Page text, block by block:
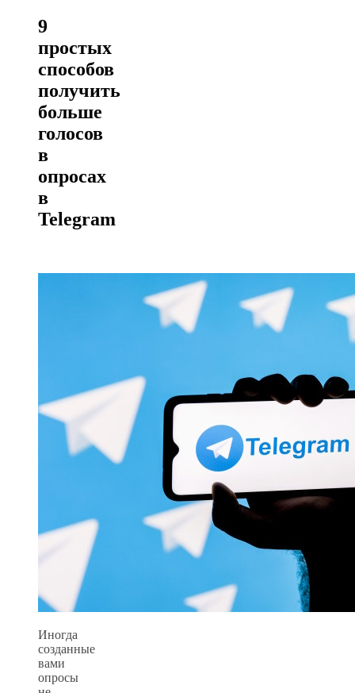
9
простых
способов
получить
больше
голосов
в
опросах
в
Telegram
Иногда
созданные
вами
опросы